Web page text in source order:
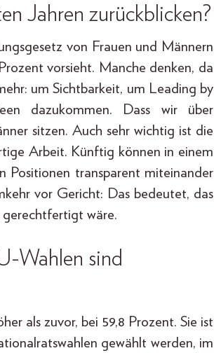
Jahren zurückblicken?
von Frauen und Männern
vorsieht. Manche denken, da
um Sichtbarkeit, um Leading by
dazukommen. Dass wir über
sitzen. Auch sehr wichtig ist die
Arbeit. Künftig können in einem
Positionen transparent mitein­ander
vor Gericht: Das bedeutet, das
gerechtfertigt wäre.
Wahlen sind
als zuvor, bei 59,8 Prozent. Sie ist
gewählt werden, im